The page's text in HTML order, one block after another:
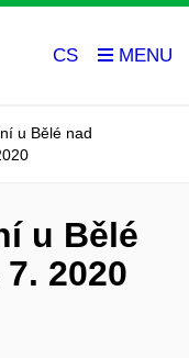
CS
u Bělé nad
u Bělé
2020